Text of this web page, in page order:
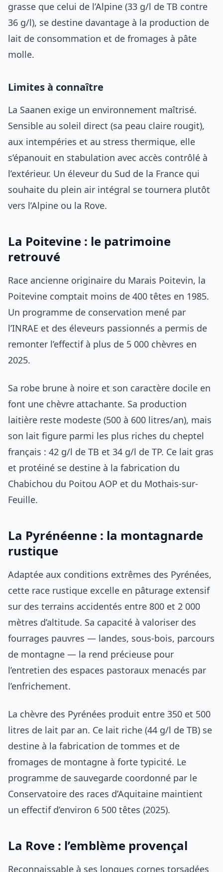
grasse que celui de l’Alpine (33 g/l de TB contre
36 g/l), se destine davantage à la production de
lait de consommation et de fromages à pâte
molle.
Limites à connaître
La Saanen exige un environnement maîtrisé.
Sensible au soleil direct (sa peau claire rougit),
aux intempéries et au stress thermique, elle
s’épanouit en stabulation avec accès contrôlé à
l’extérieur. Un éleveur du Sud de la France qui
souhaite du plein air intégral se tournera plutôt
vers l’Alpine ou la Rove.
La Poitevine : le patrimoine
retrouvé
Race ancienne originaire du Marais Poitevin, la
Poitevine comptait moins de 400 têtes en 1985.
Un programme de conservation mené par
l’INRAE et des éleveurs passionnés a permis de
remonter l’effectif à plus de 5 000 chèvres en
2025.
Sa robe brune à noire et son caractère docile en
font une chèvre attachante. Sa production
laitière reste modeste (500 à 600 litres/an), mais
son lait figure parmi les plus riches du cheptel
français : 42 g/l de TB et 34 g/l de TP. Ce lait gras
et protéiné se destine à la fabrication du
Chabichou du Poitou AOP et du Mothais-sur-
Feuille.
La Pyrénéenne : la montagnarde
rustique
Adaptée aux conditions extrêmes des Pyrénées,
cette race rustique excelle en pâturage extensif
sur des terrains accidentés entre 800 et 2 000
mètres d’altitude. Sa capacité à valoriser des
fourrages pauvres — landes, sous-bois, parcours
de montagne — la rend précieuse pour
l’entretien des espaces pastoraux menacés par
l’enfrichement.
La chèvre des Pyrénées produit entre 350 et 500
litres de lait par an. Ce lait riche (44 g/l de TB) se
destine à la fabrication de tommes et de
fromages de montagne à forte typicité. Le
programme de sauvegarde coordonné par le
Conservatoire des races d’Aquitaine maintient
un effectif d’environ 6 500 têtes (2025).
La Rove : l’emblème provençal
Reconnaissable à ses longues cornes torsadées